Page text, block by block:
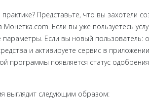
Представьте, что вы захотели
Если вы уже пользуетесь
параметры. Если вы новый пользователь:
и активируете сервис в
программы появляется статус
выглядит следующим образом: